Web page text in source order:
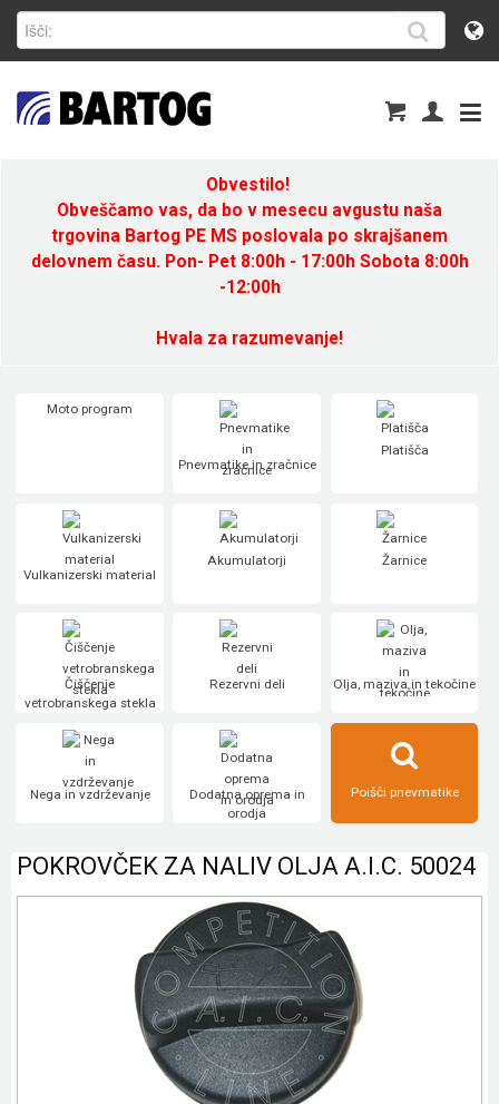
Obvestilo!
Obveščamo vas, da bo v mesecu avgustu naša
trgovina Bartog PE MS poslovala po skrajšanem
delovnem času. Pon- Pet 8:00h - 17:00h Sobota 8:00h
-12:00h
Hvala za razumevanje!
Moto program
Pnevmatike in zračnice
Platišča
Vulkanizerski material
Akumulatorji Žarnice
Čiščenje
vetrobranskega stekla
Rezervni deli Olja, maziva in tekočine
Nega in vzdrževanje
Dodatna oprema in
orodja
Poišči pnevmatike
POKROVČEK ZA NALIV OLJA A.I.C. 50024